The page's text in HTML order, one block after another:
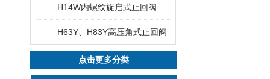
H14W内螺纹旋启式止回阀
H63Y、H83Y高压角式止回阀
点击更多分类